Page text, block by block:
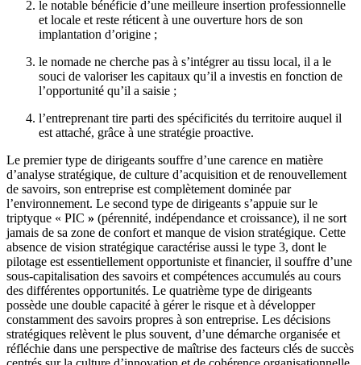
le notable bénéficie d’une meilleure insertion professionnelle
et locale et reste réticent à une ouverture hors de son
implantation d’origine ;
le nomade ne cherche pas à s’intégrer au tissu local, il a le
souci de valoriser les capitaux qu’il a investis en fonction de
l’opportunité qu’il a saisie ;
l’entreprenant tire parti des spécificités du territoire auquel il
est attaché, grâce à une stratégie proactive.
Le premier type de dirigeants souffre d’une carence en matière
d’analyse stratégique, de culture d’acquisition et de renouvellement
de savoirs, son entreprise est complètement dominée par
l’environnement. Le second type de dirigeants s’appuie sur le
triptyque « PIC » (pérennité, indépendance et croissance), il ne sort
jamais de sa zone de confort et manque de vision stratégique. Cette
absence de vision stratégique caractérise aussi le type 3, dont le
pilotage est essentiellement opportuniste et financier, il souffre d’une
sous-capitalisation des savoirs et compétences accumulés au cours
des différentes opportunités. Le quatrième type de dirigeants
possède une double capacité à gérer le risque et à développer
constamment des savoirs propres à son entreprise. Les décisions
stratégiques relèvent le plus souvent, d’une démarche organisée et
réfléchie dans une perspective de maîtrise des facteurs clés de succès